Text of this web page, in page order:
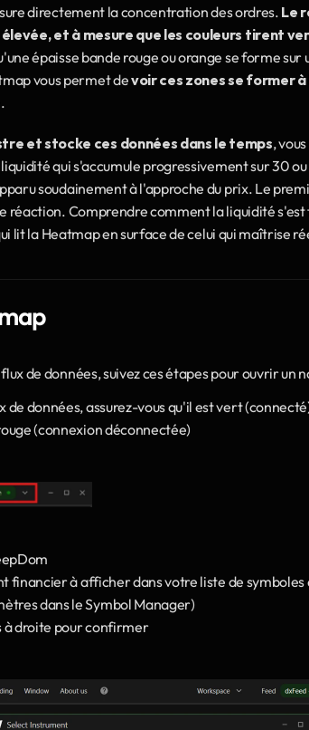
directement la concentration des ordres. Le
et à mesure que les couleurs tirent
épaisse bande rouge ou orange se forme sur
vous permet de voir ces zones se former
et stocke ces données dans le temps,
qui s'accumule progressivement sur 30
soudainement à l'approche du prix. Le
réaction. Comprendre comment la liquidité
lit la Heatmap en surface de celui qui maîtrise
de données, suivez ces étapes pour ouvrir un
de données, assurez-vous qu'il est vert
(connexion déconnectée)
financier à afficher dans votre liste de symboles
dans le Symbol Manager)
à droite pour confirmer